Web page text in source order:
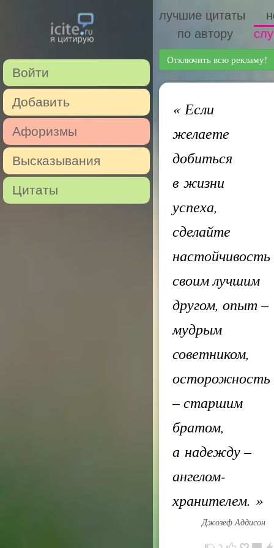
Войти
Добавить
Афоризмы
Высказывания
Цитаты
лучшие цитаты
по автору
Отключить всю рекламу!
«Если
желаете
добиться
в жизни
успеха,
сделайте
настойчивость
своим лучшим
другом, опыт –
мудрым
советником,
осторожность
– старшим
братом,
а надежду –
ангелом-
хранителем. »
Джозеф Аддисон